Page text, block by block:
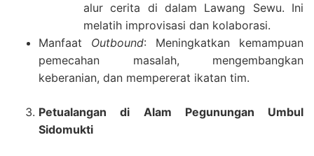
alur cerita di dalam Lawang Sewu. Ini
melatih improvisasi dan kolaborasi.
Manfaat Outbound: Meningkatkan kemampuan
pemecahan masalah, mengembangkan
keberanian, dan mempererat ikatan tim.
Petualangan di Alam Pegunungan Umbul
Sidomukti